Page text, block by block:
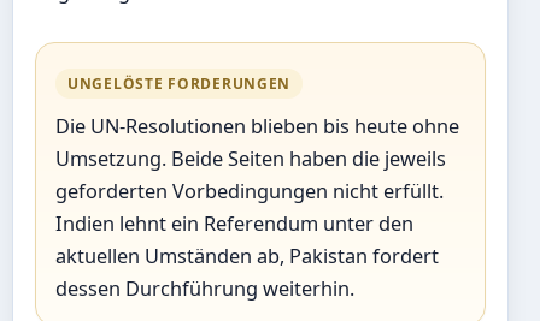
UNGELÖSTE FORDERUNGEN
Die UN-Resolutionen blieben bis heute ohne
Umsetzung. Beide Seiten haben die jeweils
geforderten Vorbedingungen nicht erfüllt.
Indien lehnt ein Referendum unter den
aktuellen Umständen ab, Pakistan fordert
dessen Durchführung weiterhin.